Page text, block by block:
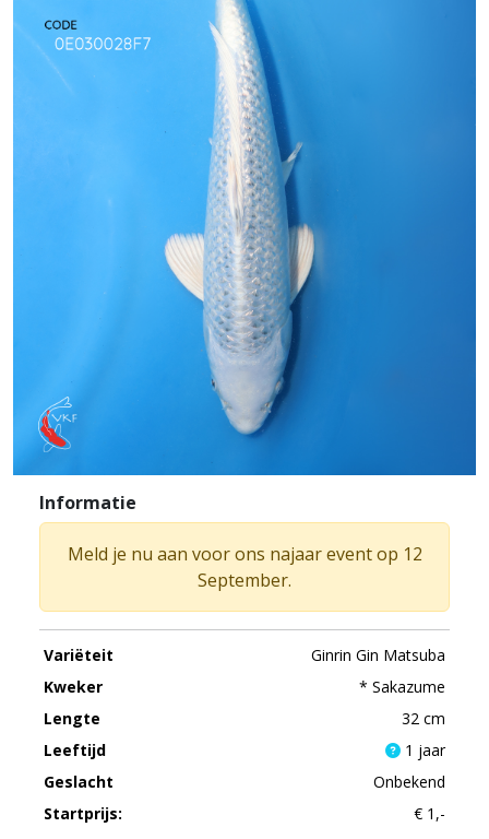
Informatie
Meld je nu aan voor ons najaar event op 12
September.
Variëteit
Ginrin Gin Matsuba
Kweker
* Sakazume
Lengte
32 cm
Leeftijd
1 jaar
Geslacht
Onbekend
Startprijs:
€ 1,-